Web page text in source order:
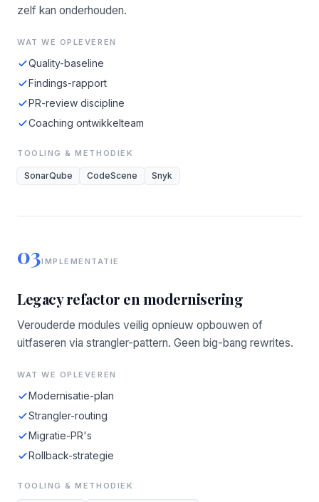
zelf kan onderhouden.
WAT WE OPLEVEREN
Quality-baseline
Findings-rapport
PR-review discipline
Coaching ontwikkelteam
TOOLING & METHODIEK
SonarQube CodeScene Snyk
03IMPLEMENTATIE
Legacy refactor en modernisering
Verouderde modules veilig opnieuw opbouwen of
uitfaseren via strangler-pattern. Geen big-bang rewrites.
WAT WE OPLEVEREN
Modernisatie-plan
Strangler-routing
Migratie-PR's
Rollback-strategie
TOOLING & METHODIEK